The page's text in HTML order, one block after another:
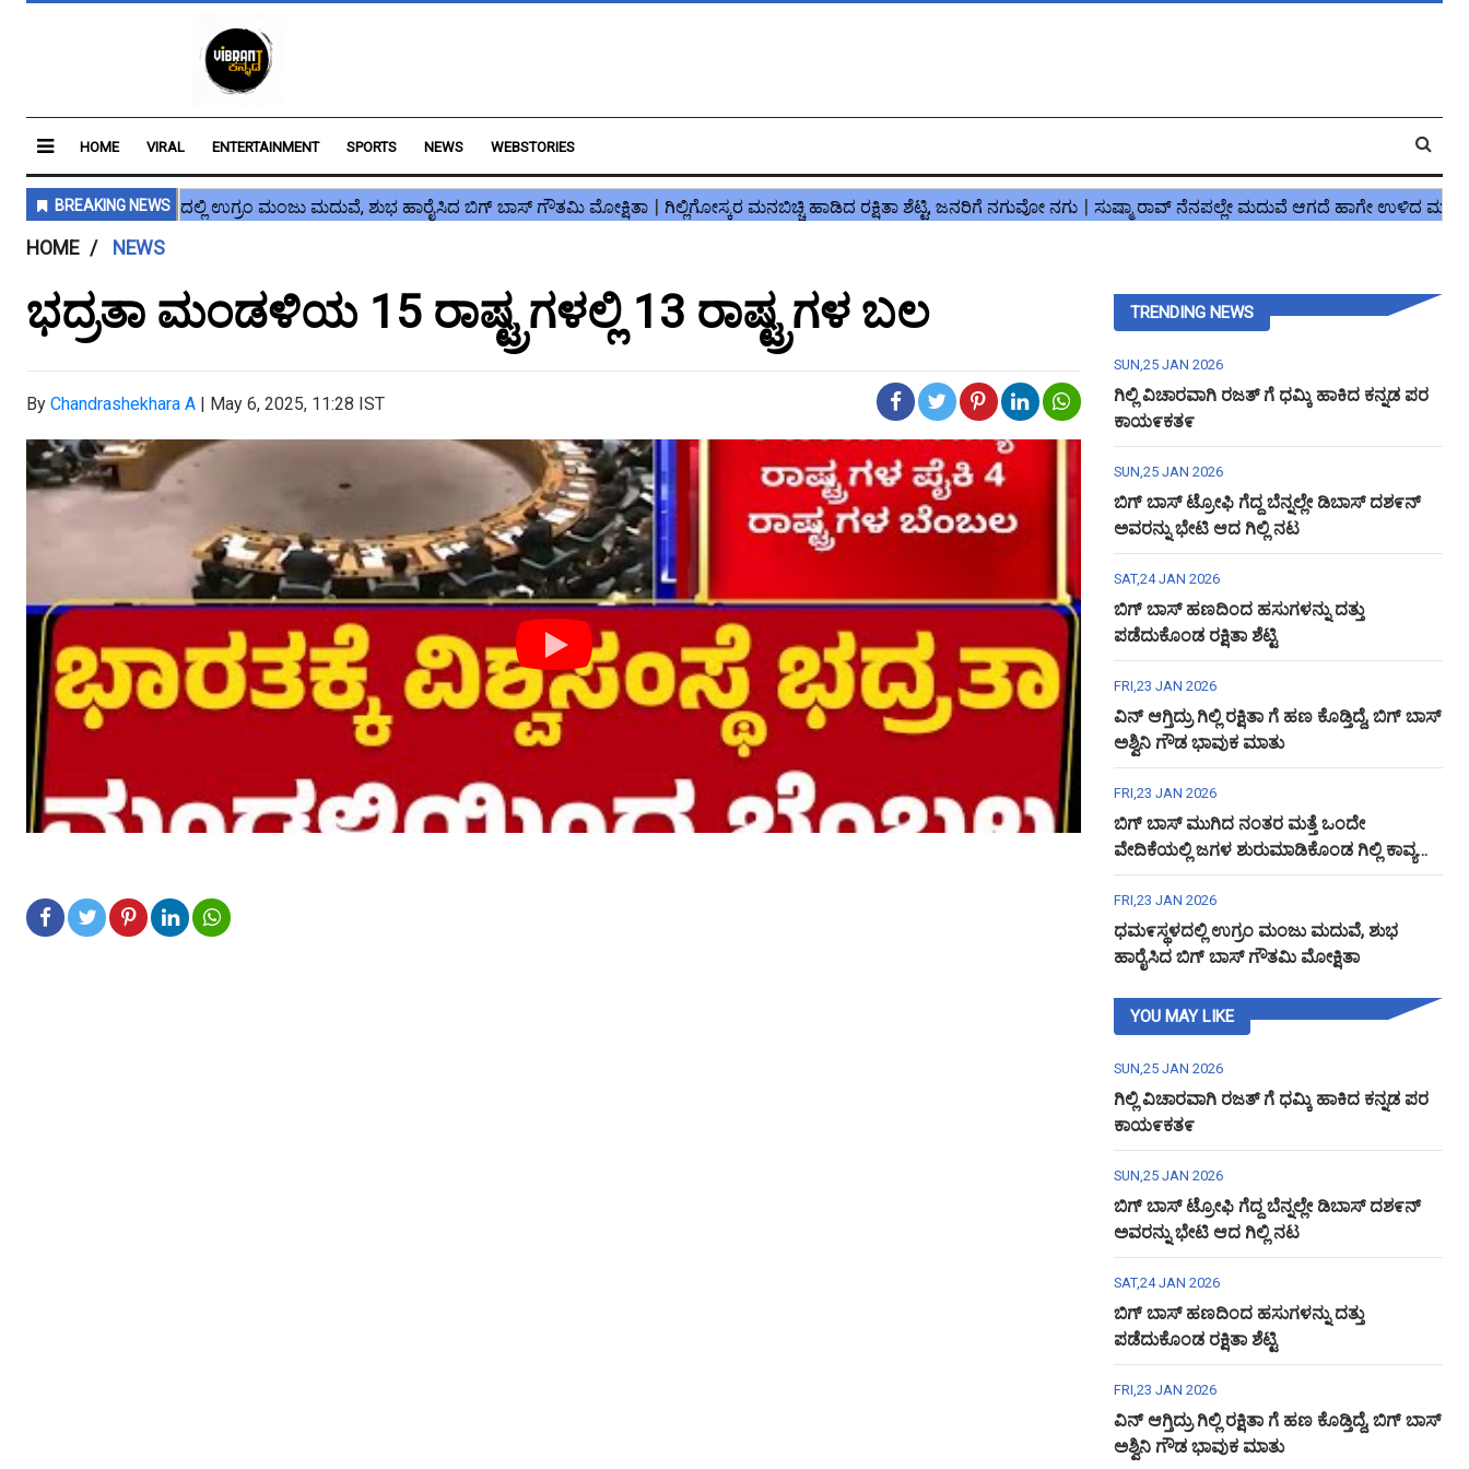
HOME VIRAL ENTERTAINMENT SPORTS NEWS WEBSTORIES
HOME NEWS
ಭದ್ರತಾ ಮಂಡಳಿಯ 15 ರಾಷ್ಟ್ರಗಳಲ್ಲಿ 13 ರಾಷ್ಟ್ರಗಳ ಬಲ
By Chandrashekhara A | May 6, 2025, 11:28 IST
TRENDING NEWS
SUN,25 JAN 2026
ಗಿಲ್ಲಿ ವಿಚಾರವಾಗಿ ರಜತ್ ಗೆ ಧಮ್ಕಿ ಹಾಕಿದ ಕನ್ನಡ ಪರ
ಕಾಯ೯ಕತ೯
SUN,25 JAN 2026
ಬಿಗ್ ಬಾಸ್ ಟ್ರೋಫಿ ಗೆದ್ದ ಬೆನ್ನಲ್ಲೇ ಡಿಬಾಸ್ ದಶ೯ನ್
ಅವರನ್ನು ಭೇಟಿ ಆದ ಗಿಲ್ಲಿ ನಟ
SAT,24 JAN 2026
ಬಿಗ್ ಬಾಸ್ ಹಣದಿಂದ ಹಸುಗಳನ್ನು ದತ್ತು
ಪಡೆದುಕೊಂಡ ರಕ್ಷಿತಾ ಶೆಟ್ಟಿ
FRI,23 JAN 2026
ವಿನ್ ಆಗ್ತಿದ್ರು ಗಿಲ್ಲಿ ರಕ್ಷಿತಾ ಗೆ ಹಣ ಕೊಡ್ತಿದ್ದೆ, ಬಿಗ್ ಬಾಸ್
ಅಶ್ವಿನಿ ಗೌಡ ಭಾವುಕ ಮಾತು
FRI,23 JAN 2026
ಬಿಗ್ ಬಾಸ್ ಮುಗಿದ ನಂತರ ಮತ್ತೆ ಒಂದೇ
ವೇದಿಕೆಯಲ್ಲಿ ಜಗಳ ಶುರುಮಾಡಿಕೊಂಡ ಗಿಲ್ಲಿ ಕಾವ್ಯ
ಅಶ್ವಿನಿ ಗೌಡ
FRI,23 JAN 2026
ಧಮ೯ಸ್ಥಳದಲ್ಲಿ ಉಗ್ರಂ ಮಂಜು ಮದುವೆ, ಶುಭ
ಹಾರೈಸಿದ ಬಿಗ್ ಬಾಸ್ ಗೌತಮಿ ಮೋಕ್ಷಿತಾ
YOU MAY LIKE
SUN,25 JAN 2026
ಗಿಲ್ಲಿ ವಿಚಾರವಾಗಿ ರಜತ್ ಗೆ ಧಮ್ಕಿ ಹಾಕಿದ ಕನ್ನಡ ಪರ
ಕಾಯ೯ಕತ೯
SUN,25 JAN 2026
ಬಿಗ್ ಬಾಸ್ ಟ್ರೋಫಿ ಗೆದ್ದ ಬೆನ್ನಲ್ಲೇ ಡಿಬಾಸ್ ದಶ೯ನ್
ಅವರನ್ನು ಭೇಟಿ ಆದ ಗಿಲ್ಲಿ ನಟ
SAT,24 JAN 2026
ಬಿಗ್ ಬಾಸ್ ಹಣದಿಂದ ಹಸುಗಳನ್ನು ದತ್ತು
ಪಡೆದುಕೊಂಡ ರಕ್ಷಿತಾ ಶೆಟ್ಟಿ
FRI,23 JAN 2026
ವಿನ್ ಆಗ್ತಿದ್ರು ಗಿಲ್ಲಿ ರಕ್ಷಿತಾ ಗೆ ಹಣ ಕೊಡ್ತಿದ್ದೆ, ಬಿಗ್ ಬಾಸ್
ಅಶ್ವಿನಿ ಗೌಡ ಭಾವುಕ ಮಾತು